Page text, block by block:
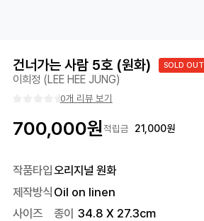
건너가는 사람 5호 (원화) SOLD OUT
이희정 (LEE HEE JUNG)
0개 리뷰 보기
700,000원적립금 21,000원
작품타입오리지널 원화
제작방식 Oil on linen
사이즈
종이 34.8 X 27.3cm